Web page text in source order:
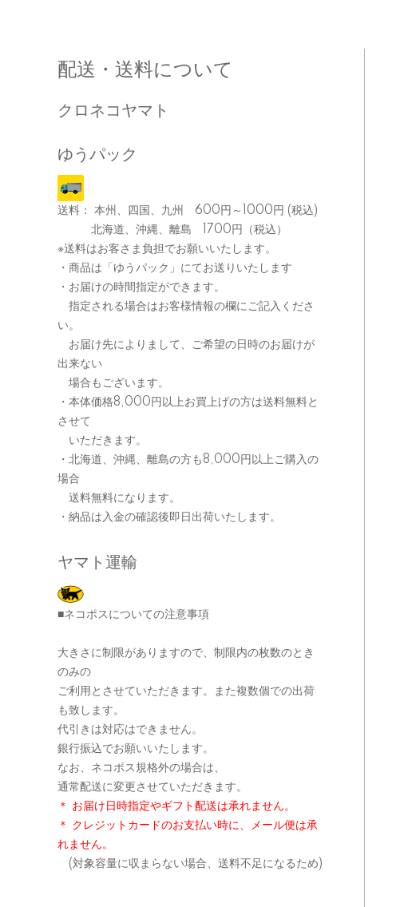
配送・送料について
クロネコヤマト
ゆうパック
送料： 本州、四国、九州 600円～1000円 (税込)
北海道、沖縄、離島 1700円（税込）
※送料はお客さま負担でお願いいたします。
・商品は「ゆうパック」にてお送りいたします
・お届けの時間指定ができます。
指定される場合はお客様情報の欄にご記入くださ
い。
お届け先によりまして、ご希望の日時のお届けが
出来ない
場合もございます。
・本体価格8,000円以上お買上げの方は送料無料と
させて
いただきます。
・北海道、沖縄、離島の方も8,000円以上ご購入の
場合
送料無料になります。
・納品は入金の確認後即日出荷いたします。
ヤマト運輸
■ネコポスについての注意事項
大きさに制限がありますので、制限内の枚数のとき
のみの
ご利用とさせていただきます。また複数個での出荷
も致します。
代引きは対応はできません。
銀行振込でお願いいたします。
なお、ネコポス規格外の場合は、
通常配送に変更させていただきます。
＊ お届け日時指定やギフト配送は承れません。
＊ クレジットカードのお支払い時に、メール便は承
れません。
(対象容量に収まらない場合、送料不足になるため)